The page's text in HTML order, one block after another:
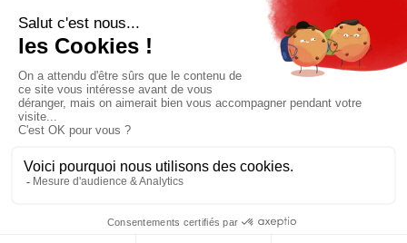
Qui sommes-nous?
Contactez-nous